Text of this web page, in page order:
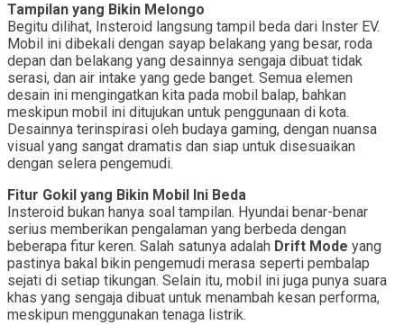
Tampilan yang Bikin Melongo
Begitu dilihat, Insteroid langsung tampil beda dari Inster EV.
Mobil ini dibekali dengan sayap belakang yang besar, roda
depan dan belakang yang desainnya sengaja dibuat tidak
serasi, dan air intake yang gede banget. Semua elemen
desain ini mengingatkan kita pada mobil balap, bahkan
meskipun mobil ini ditujukan untuk penggunaan di kota.
Desainnya terinspirasi oleh budaya gaming, dengan nuansa
visual yang sangat dramatis dan siap untuk disesuaikan
dengan selera pengemudi.
Fitur Gokil yang Bikin Mobil Ini Beda
Insteroid bukan hanya soal tampilan. Hyundai benar-benar
serius memberikan pengalaman yang berbeda dengan
beberapa fitur keren. Salah satunya adalah Drift Mode yang
pastinya bakal bikin pengemudi merasa seperti pembalap
sejati di setiap tikungan. Selain itu, mobil ini juga punya suara
khas yang sengaja dibuat untuk menambah kesan performa,
meskipun menggunakan tenaga listrik.